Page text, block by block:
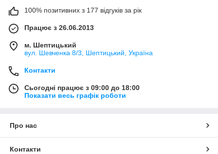
100% позитивних з 177 відгуків за рік
Працює з 26.06.2013
м. Шептицький
вул. Шевченка 8/3, Шептицький, Україна
Контакти
Сьогодні працює з 09:00 до 18:00
Показати весь графік роботи
Про нас
Контакти